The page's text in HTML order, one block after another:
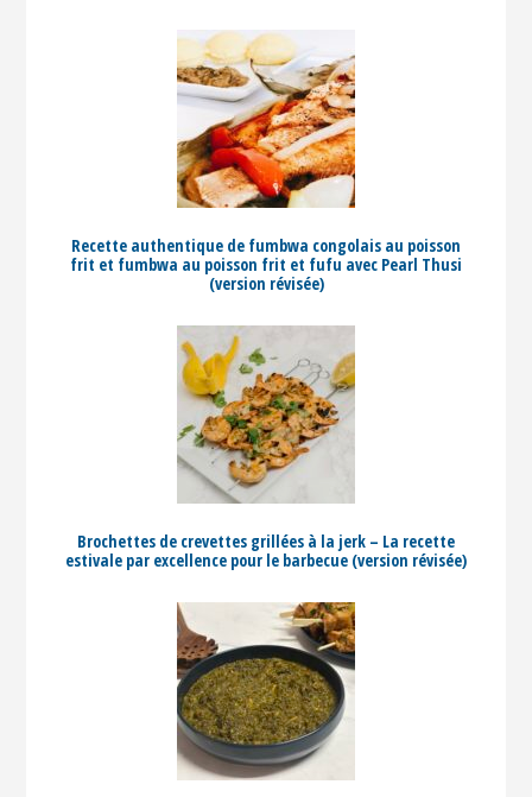
Recette authentique de fumbwa congolais au poisson
frit et fumbwa au poisson frit et fufu avec Pearl Thusi
(version révisée)
Brochettes de crevettes grillées à la jerk – La recette
estivale par excellence pour le barbecue (version révisée)